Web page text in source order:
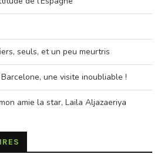
seuls, et un peu meurtris
une visite inoubliable !
amie la star, Laila Aljazaeriya